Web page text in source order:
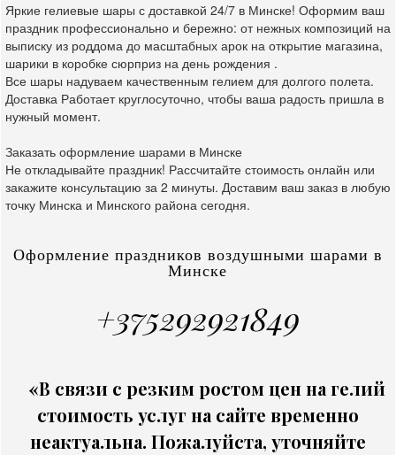
Яркие гелиевые шары с доставкой 24/7 в Минске! Оформим ваш
праздник профессионально и бережно: от нежных композиций на
выписку из роддома до масштабных арок на открытие магазина,
шарики в коробке сюрприз на день рождения .
Все шары надуваем качественным гелием для долгого полета.
Доставка Работает круглосуточно, чтобы ваша радость пришла в
нужный момент.
Заказать оформление шарами в Минске
Не откладывайте праздник! Рассчитайте стоимость онлайн или
закажите консультацию за 2 минуты. Доставим ваш заказ в любую
точку Минска и Минского района сегодня.
Оформление праздников воздушными шарами в
Минске
+375292921849
«В связи с резким ростом цен на гелий
стоимость услуг на сайте временно
неактуальна. Пожалуйста, уточняйте